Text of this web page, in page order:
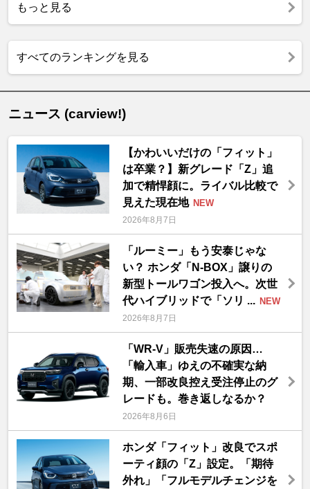
もっと見る
すべてのランキングを見る
ニュース (carview!)
【かわいいだけの「フィット」
は卒業？】新グレード「Z」追
加で精悍顔に。ライバル比較で
見えた現在地 NEW
2026年8月7日
「ルーミー」もう安泰じゃな
い？ ホンダ「N-BOX」譲りの
新型トールワゴン投入へ。次世
代ハイブリッドで「ソリ ... NEW
2026年8月7日
「WR-V」販売失速の原因…
「輸入車」ゆえの不確実な納
期、一部改良控え受注停止のグ
レードも。巻き返しなるか？
2026年8月6日
ホンダ「フィット」改良でスポ
ーティ顔の「Z」設定。「期待
外れ」「フルモデルチェンジを